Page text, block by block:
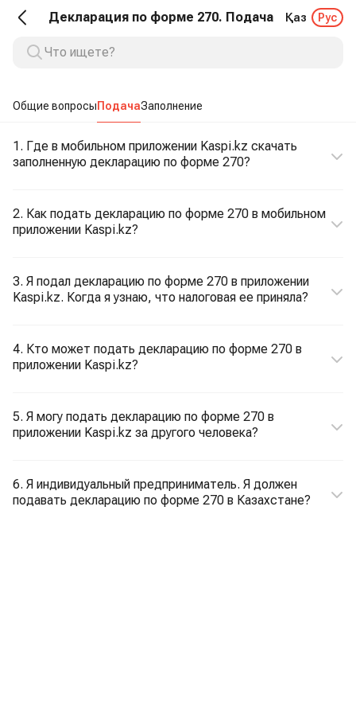
Декларация по форме 270. Подача Қаз Рус
Общие вопросыПодачаЗаполнение
1. Где в мобильном приложении Kaspi.kz скачать
заполненную декларацию по форме 270?
2. Как подать декларацию по форме 270 в мобильном
приложении Kaspi.kz?
3. Я подал декларацию по форме 270 в приложении
Kaspi.kz. Когда я узнаю, что налоговая ее приняла?
4. Кто может подать декларацию по форме 270 в
приложении Kaspi.kz?
5. Я могу подать декларацию по форме 270 в
приложении Kaspi.kz за другого человека?
6. Я индивидуальный предприниматель. Я должен
подавать декларацию по форме 270 в Казахстане?